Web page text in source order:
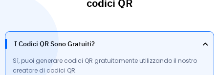
I Codici QR Sono Gratuiti?
Sì, puoi generare codici QR gratuitamente utilizzando il nostro
creatore di codici QR.